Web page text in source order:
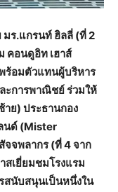
มร.แกรนท์ ฮิลลี่ (ที่ 2
คอนดูอิท เฮาส์
ร้อมตัวแทนผู้บริหาร
ะการพาณิชย์ ร่วมให้
ย) ประธานกอง
นด์ (Mister
จพลากร (ที่ 4 จาก
สเยี่ยมชมโรงแรม
สนับสนุนเป็นหนึ่งใน